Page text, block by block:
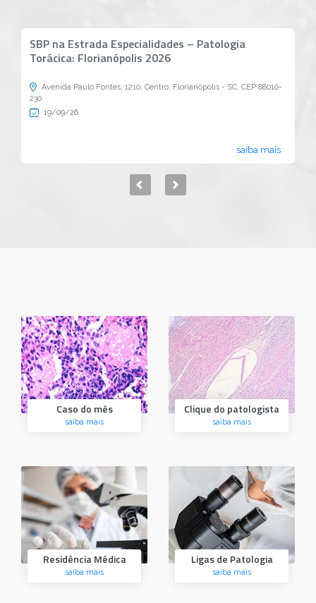
FEP: Perto de Você
26/09/26
saiba mais
Caso do mês
saiba mais
Clique do patologista
saiba mais
Residência Médica
saiba mais
Ligas de Patologia
saiba mais